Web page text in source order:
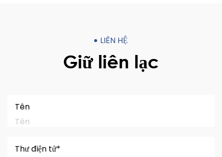
LIÊN HỆ
Giữ liên lạc
Tên
Thư điện tử*